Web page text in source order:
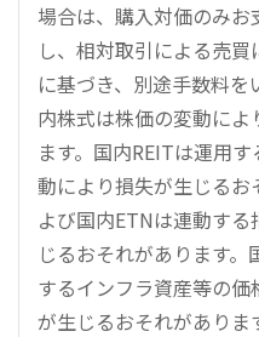
場合は、購入対価のみ
し、相対取引による売
に基づき、別途手数料
内株式は株価の変動に
ます。国内REITは運用
動により損失が生じるお
よび国内ETNは連動す
じるおそれがあります
するインフラ資産等の
が生じるおそれがありま